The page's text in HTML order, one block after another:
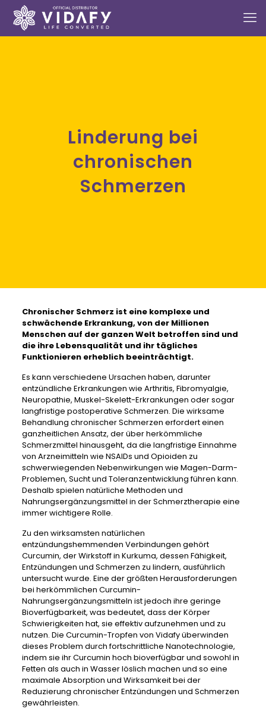
Linderung bei
chronischen
Schmerzen
Chronischer Schmerz ist eine komplexe und
schwächende Erkrankung, von der Millionen
Menschen auf der ganzen Welt betroffen sind und
die ihre Lebensqualität und ihr tägliches
Funktionieren erheblich beeinträchtigt.
Es kann verschiedene Ursachen haben, darunter
entzündliche Erkrankungen wie Arthritis, Fibromyalgie,
Neuropathie, Muskel-Skelett-Erkrankungen oder sogar
langfristige postoperative Schmerzen. Die wirksame
Behandlung chronischer Schmerzen erfordert einen
ganzheitlichen Ansatz, der über herkömmliche
Schmerzmittel hinausgeht, da die langfristige Einnahme
von Arzneimitteln wie NSAIDs und Opioiden zu
schwerwiegenden Nebenwirkungen wie Magen-Darm-
Problemen, Sucht und Toleranzentwicklung führen kann.
Deshalb spielen natürliche Methoden und
Nahrungsergänzungsmittel in der Schmerztherapie eine
immer wichtigere Rolle.
Zu den wirksamsten natürlichen
entzündungshemmenden Verbindungen gehört
Curcumin, der Wirkstoff in Kurkuma, dessen Fähigkeit,
Entzündungen und Schmerzen zu lindern, ausführlich
untersucht wurde. Eine der größten Herausforderungen
bei herkömmlichen Curcumin-
Nahrungsergänzungsmitteln ist jedoch ihre geringe
Bioverfügbarkeit, was bedeutet, dass der Körper
Schwierigkeiten hat, sie effektiv aufzunehmen und zu
nutzen. Die Curcumin-Tropfen von Vidafy überwinden
dieses Problem durch fortschrittliche Nanotechnologie,
indem sie ihr Curcumin hoch bioverfügbar und sowohl in
Fetten als auch in Wasser löslich machen und so eine
maximale Absorption und Wirksamkeit bei der
Reduzierung chronischer Entzündungen und Schmerzen
gewährleisten.